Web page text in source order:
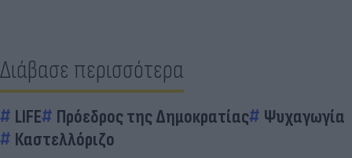
Διάβασε περισσότερα
LIFE Πρόεδρος της Δημοκρατίας
Ψυχαγωγία
Καστελλόριζο